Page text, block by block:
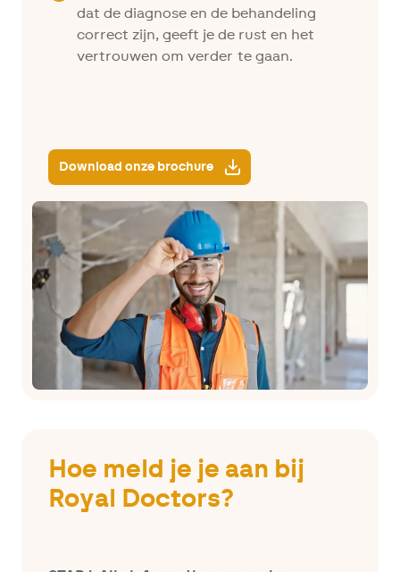
dat de diagnose en de behandeling
correct zijn, geeft je de rust en het
vertrouwen om verder te gaan.
Download onze brochure
Hoe meld je je aan bij
Royal Doctors?